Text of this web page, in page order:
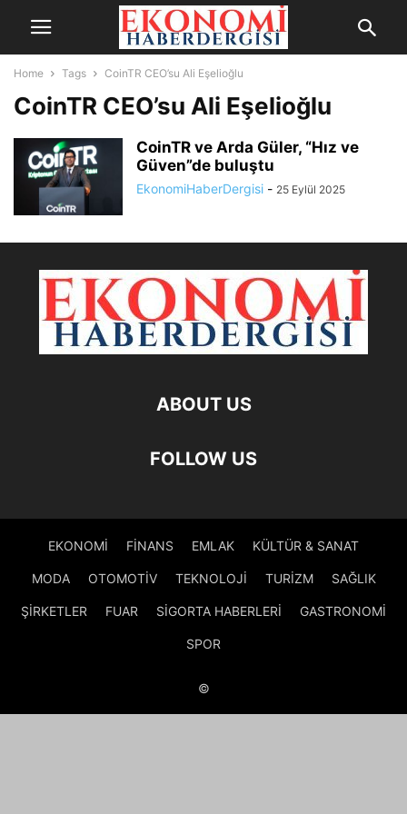
Home Tags CoinTR CEO’su Ali Eşelioğlu
CoinTR CEO’su Ali Eşelioğlu
CoinTR ve Arda Güler, “Hız ve
Güven”de buluştu
EkonomiHaberDergisi - 25 Eylül 2025
ABOUT US
FOLLOW US
EKONOMİ FİNANS EMLAK KÜLTÜR & SANAT
MODA OTOMOTİV TEKNOLOJİ TURİZM SAĞLIK
ŞİRKETLER FUAR SİGORTA HABERLERİ GASTRONOMİ
SPOR
©